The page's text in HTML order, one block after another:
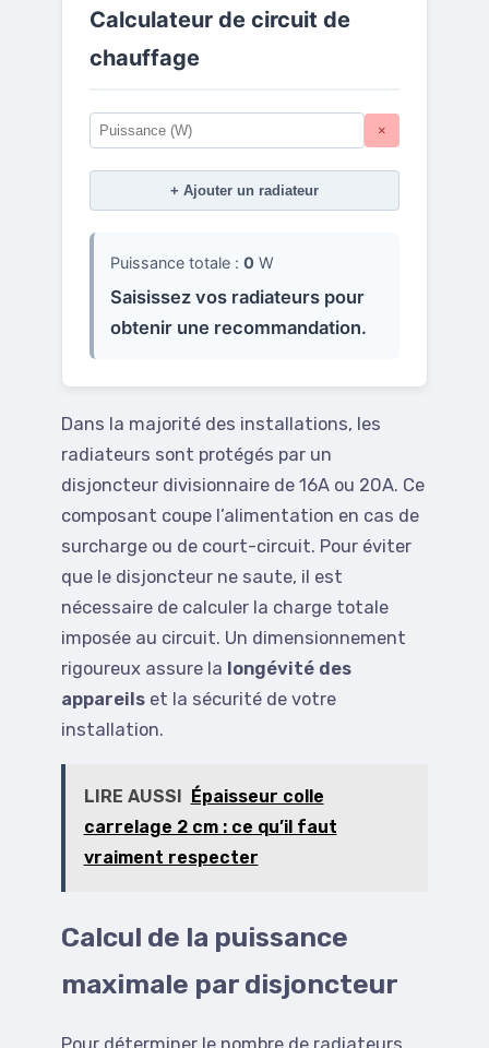
Calculateur de circuit de
chauffage
×
+ Ajouter un radiateur
Puissance totale : 0 W
Saisissez vos radiateurs pour
obtenir une recommandation.
Dans la majorité des installations, les
radiateurs sont protégés par un
disjoncteur divisionnaire de 16A ou 20A. Ce
composant coupe l’alimentation en cas de
surcharge ou de court-circuit. Pour éviter
que le disjoncteur ne saute, il est
nécessaire de calculer la charge totale
imposée au circuit. Un dimensionnement
rigoureux assure la longévité des
appareils et la sécurité de votre
installation.
LIRE AUSSI Épaisseur colle
carrelage 2 cm : ce qu’il faut
vraiment respecter
Calcul de la puissance
maximale par disjoncteur